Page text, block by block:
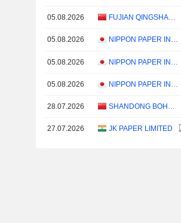
05.08.2026
05.08.2026
05.08.2026
05.08.2026
28.07.2026
27.07.2026 JK PAPER LIMITED